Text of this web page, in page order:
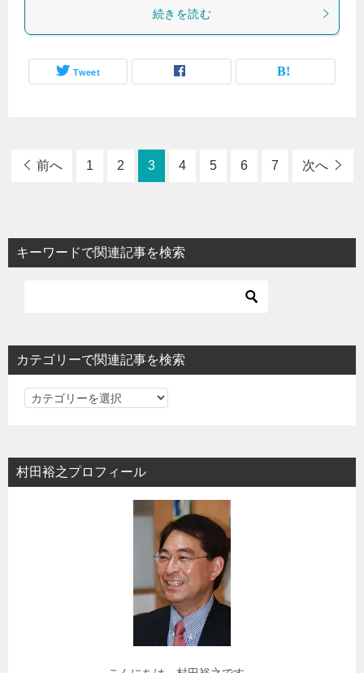
続きを読む
Tweet
前へ 1 2 3 4 5 6 7 次へ
キーワードで関連記事を検索
カテゴリーで関連記事を検索
カ
リ
ー
村田裕之プロフィール